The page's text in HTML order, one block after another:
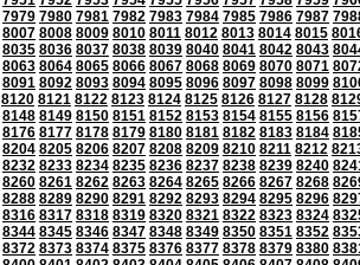
7979 7980 7981 7982 7983 7984 7985 7986 7987
8007 8008 8009 8010 8011 8012 8013 8014 8015
8035 8036 8037 8038 8039 8040 8041 8042 8043
8063 8064 8065 8066 8067 8068 8069 8070 8071
8091 8092 8093 8094 8095 8096 8097 8098 8099
8120 8121 8122 8123 8124 8125 8126 8127 8128
8148 8149 8150 8151 8152 8153 8154 8155 8156
8176 8177 8178 8179 8180 8181 8182 8183 8184
8204 8205 8206 8207 8208 8209 8210 8211 8212
8232 8233 8234 8235 8236 8237 8238 8239 8240
8260 8261 8262 8263 8264 8265 8266 8267 8268
8288 8289 8290 8291 8292 8293 8294 8295 8296
8316 8317 8318 8319 8320 8321 8322 8323 8324
8344 8345 8346 8347 8348 8349 8350 8351 8352
8372 8373 8374 8375 8376 8377 8378 8379 8380